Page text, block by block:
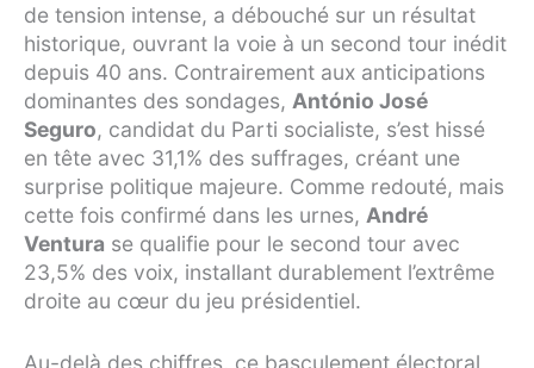
de tension intense, a débouché sur un résultat
historique, ouvrant la voie à un second tour inédit
depuis 40 ans. Contrairement aux anticipations
dominantes des sondages, António José
Seguro, candidat du Parti socialiste, s’est hissé
en tête avec 31,1% des suffrages, créant une
surprise politique majeure. Comme redouté, mais
cette fois confirmé dans les urnes, André
Ventura se qualifie pour le second tour avec
23,5% des voix, installant durablement l’extrême
droite au cœur du jeu présidentiel.
Au-delà des chiffres, ce basculement électoral